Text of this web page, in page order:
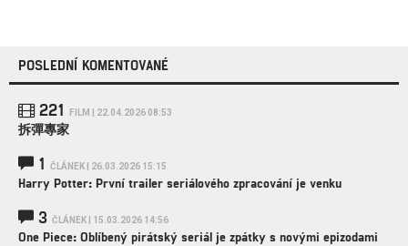
POSLEDNÍ KOMENTOVANÉ
221 FILM | 22.04.2026 08:53
拆彈專家
1 ČLÁNEK | 26.03.2026 15:15
Harry Potter: První trailer seriálového zpracování je venku
3 ČLÁNEK | 15.03.2026 14:56
One Piece: Oblíbený pirátský seriál je zpátky s novými epizodami